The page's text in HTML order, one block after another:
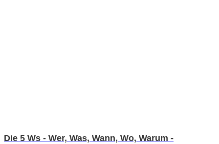
Die 5 Ws - Wer, Was, Wann, Wo, Warum -